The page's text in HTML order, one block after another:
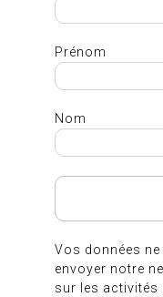
Prénom
Nom
Vos données
envoyer notre
sur les activités